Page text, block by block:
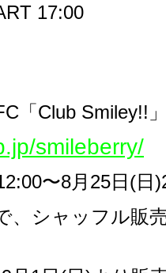
17:00
「Club Smiley!!
smileberry/
〜8月25日(日
、シャッフル販